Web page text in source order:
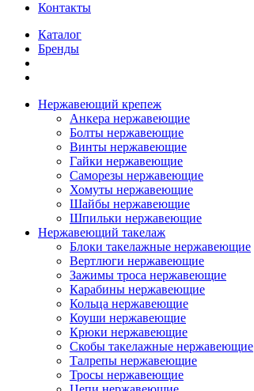
Контакты
Каталог
Бренды
Нержавеющий крепеж
Анкера нержавеющие
Болты нержавеющие
Винты нержавеющие
Гайки нержавеющие
Саморезы нержавеющие
Хомуты нержавеющие
Шайбы нержавеющие
Шпильки нержавеющие
Нержавеющий такелаж
Блоки такелажные нержавеющие
Вертлюги нержавеющие
Зажимы троса нержавеющие
Карабины нержавеющие
Кольца нержавеющие
Коуши нержавеющие
Крюки нержавеющие
Скобы такелажные нержавеющие
Талрепы нержавеющие
Тросы нержавеющие